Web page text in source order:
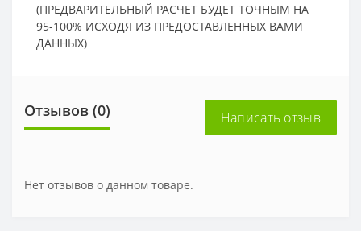
(ПРЕДВАРИТЕЛЬНЫЙ РАСЧЕТ БУДЕТ ТОЧНЫМ НА
95-100% ИСХОДЯ ИЗ ПРЕДОСТАВЛЕННЫХ ВАМИ
ДАННЫХ)
Отзывов (0) Написать отзыв
Нет отзывов о данном товаре.